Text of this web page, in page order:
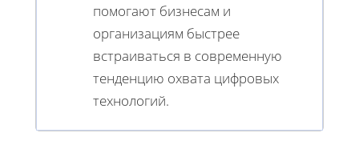
помогают бизнесам и
организациям быстрее
встраиваться в современную
тенденцию охвата цифровых
технологий.